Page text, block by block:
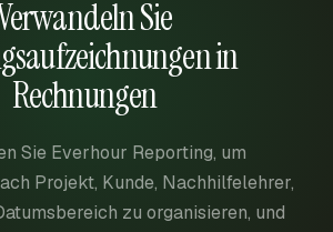
Sie
in
Rechnungen
Sie Everhour Reporting, um
Projekt, Kunde, Nachhilfelehrer,
zu organisieren, und